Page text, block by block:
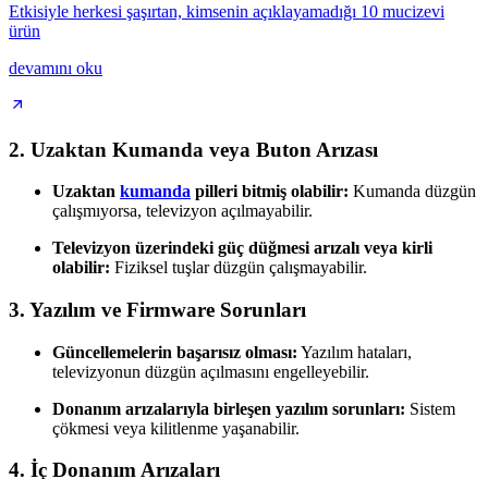
Etkisiyle herkesi şaşırtan, kimsenin açıklayamadığı 10 mucizevi
ürün
devamını oku
2. Uzaktan Kumanda veya Buton Arızası
Uzaktan kumanda pilleri bitmiş olabilir: Kumanda düzgün
çalışmıyorsa, televizyon açılmayabilir.
Televizyon üzerindeki güç düğmesi arızalı veya kirli
olabilir: Fiziksel tuşlar düzgün çalışmayabilir.
3. Yazılım ve Firmware Sorunları
Güncellemelerin başarısız olması: Yazılım hataları,
televizyonun düzgün açılmasını engelleyebilir.
Donanım arızalarıyla birleşen yazılım sorunları: Sistem
çökmesi veya kilitlenme yaşanabilir.
4. İç Donanım Arızaları